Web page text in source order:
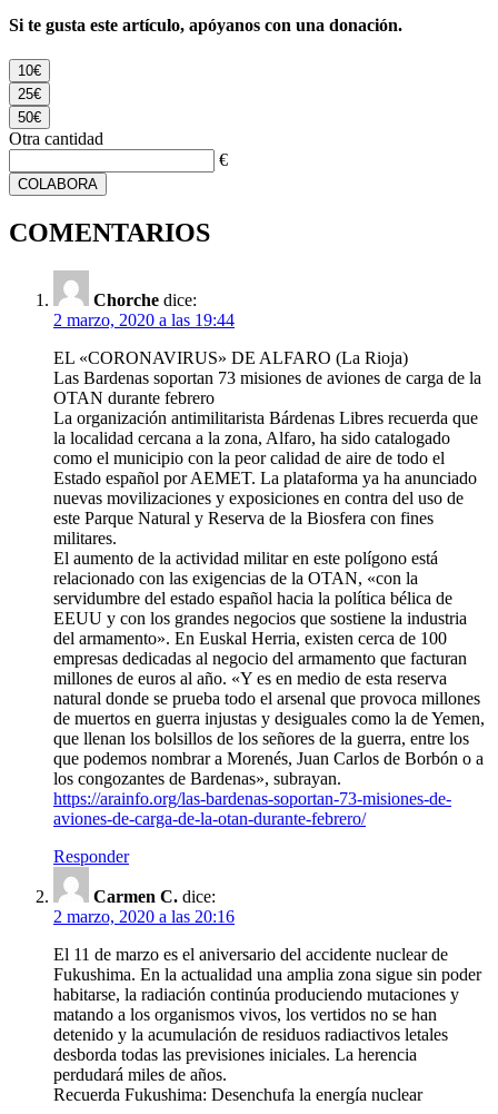
Si te gusta este artículo, apóyanos con una donación.
10€
25€
50€
Otra cantidad
€
COLABORA
COMENTARIOS
Chorche dice:
2 marzo, 2020 a las 19:44
EL «CORONAVIRUS» DE ALFARO (La Rioja)
Las Bardenas soportan 73 misiones de aviones de carga de la
OTAN durante febrero
La organización antimilitarista Bárdenas Libres recuerda que
la localidad cercana a la zona, Alfaro, ha sido catalogado
como el municipio con la peor calidad de aire de todo el
Estado español por AEMET. La plataforma ya ha anunciado
nuevas movilizaciones y exposiciones en contra del uso de
este Parque Natural y Reserva de la Biosfera con fines
militares.
El aumento de la actividad militar en este polígono está
relacionado con las exigencias de la OTAN, «con la
servidumbre del estado español hacia la política bélica de
EEUU y con los grandes negocios que sostiene la industria
del armamento». En Euskal Herria, existen cerca de 100
empresas dedicadas al negocio del armamento que facturan
millones de euros al año. «Y es en medio de esta reserva
natural donde se prueba todo el arsenal que provoca millones
de muertos en guerra injustas y desiguales como la de Yemen,
que llenan los bolsillos de los señores de la guerra, entre los
que podemos nombrar a Morenés, Juan Carlos de Borbón o a
los congozantes de Bardenas», subrayan.
https://arainfo.org/las-bardenas-soportan-73-misiones-de-
aviones-de-carga-de-la-otan-durante-febrero/
Responder
Carmen C. dice:
2 marzo, 2020 a las 20:16
El 11 de marzo es el aniversario del accidente nuclear de
Fukushima. En la actualidad una amplia zona sigue sin poder
habitarse, la radiación continúa produciendo mutaciones y
matando a los organismos vivos, los vertidos no se han
detenido y la acumulación de residuos radiactivos letales
desborda todas las previsiones iniciales. La herencia
perdudará miles de años.
Recuerda Fukushima: Desenchufa la energía nuclear